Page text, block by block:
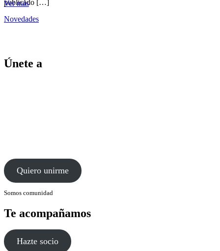
publicado […]
Novedades
Ver más
Únete a
Quiero unirme
Somos comunidad
Te acompañamos
Hazte socio